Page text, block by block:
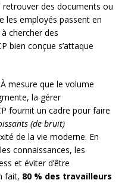
des documents ou
les employés passent en
chercher des
bien conçue s’attaque
À mesure que le volume
la gérer
fournit un cadre pour faire
(de bruit)
de la vie moderne. En
connaissances, les
et éviter d’être
fait, 80 % des travailleurs